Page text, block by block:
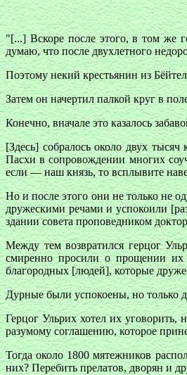
"[...] Вскоре после этого, в том же
думаю, что после двухлетного
Поэтому некий крестьянин из
Затем он начертил палкой круг в
Конечно, вначале это казалось
[Здесь] собралось около двух
Пасхи в сопровождении многих
если — наш князь, то всплывите
Но и после этого они не только не
дружескими речами и успокоили
здании совета проповедником
Между тем возвратился герцог
смиренно просили о прощении
благородных [людей], которые
Дурные были успокоены, но только
Герцог Ульрих хотел их
разумому соглашению, которое
Тогда около 1800 мятежников
них? Перебить прелатов, дворян и